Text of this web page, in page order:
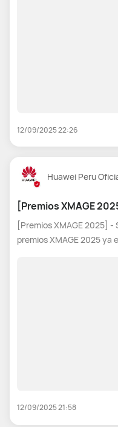
12/09/2025 22:26
Huawei Peru
[Premios XMAGE
[Premios XMAGE 2025] -
premios XMAGE 2025 ya
12/09/2025 21:58